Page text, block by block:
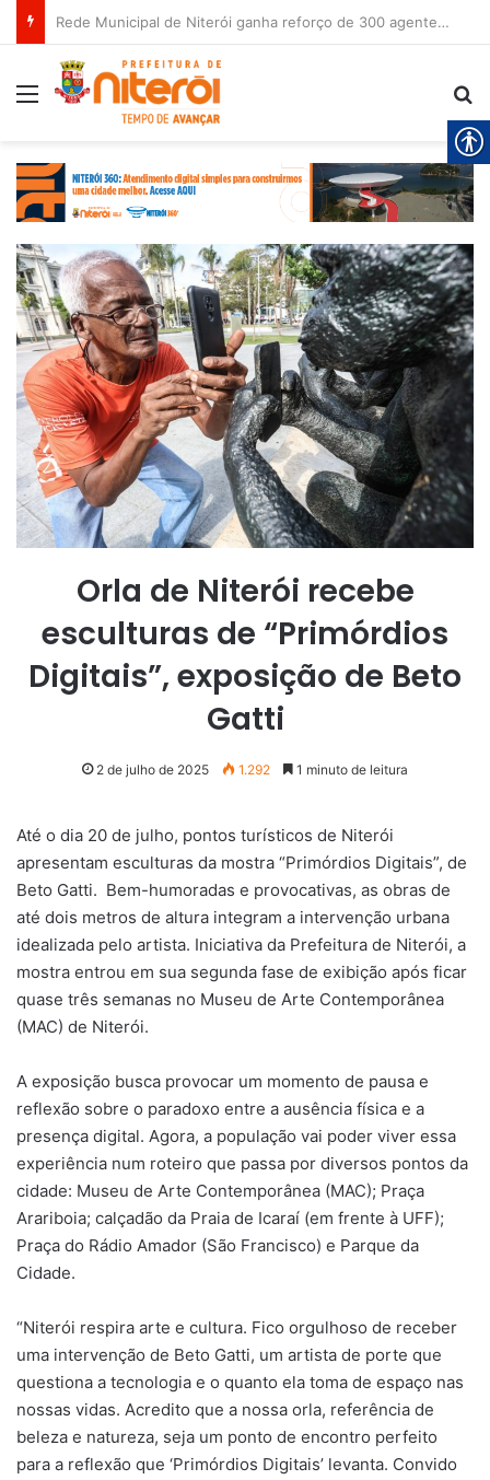
Rede Municipal de Niterói ganha reforço de 300 agentes de apoio escolar
Menu
Orla de Niterói recebe
esculturas de “Primórdios
Digitais”, exposição de Beto
Gatti
2 de julho de 2025 1.292 1 minuto de leitura
Até o dia 20 de julho, pontos turísticos de Niterói
apresentam esculturas da mostra “Primórdios Digitais”, de
Beto Gatti. Bem-humoradas e provocativas, as obras de
até dois metros de altura integram a intervenção urbana
idealizada pelo artista. Iniciativa da Prefeitura de Niterói, a
mostra entrou em sua segunda fase de exibição após ficar
quase três semanas no Museu de Arte Contemporânea
(MAC) de Niterói.
A exposição busca provocar um momento de pausa e
reflexão sobre o paradoxo entre a ausência física e a
presença digital. Agora, a população vai poder viver essa
experiência num roteiro que passa por diversos pontos da
cidade: Museu de Arte Contemporânea (MAC); Praça
Arariboia; calçadão da Praia de Icaraí (em frente à UFF);
Praça do Rádio Amador (São Francisco) e Parque da
Cidade.
“Niterói respira arte e cultura. Fico orgulhoso de receber
uma intervenção de Beto Gatti, um artista de porte que
questiona a tecnologia e o quanto ela toma de espaço nas
nossas vidas. Acredito que a nossa orla, referência de
beleza e natureza, seja um ponto de encontro perfeito
para a reflexão que ‘Primórdios Digitais’ levanta. Convido